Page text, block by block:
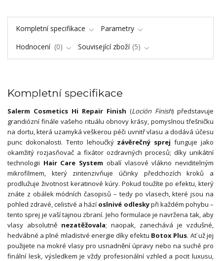
Kompletní specifikace
Parametry
Hodnocení
0 Související zboží 5
Kompletní specifikace
Salerm Cosmetics Hi Repair Finish (Loción Finish) představuje
grandiózní finále vašeho rituálu obnovy krásy, pomyslnou třešničku
na dortu, která uzamyká veškerou péči uvnitř vlasu a dodává účesu
punc dokonalosti. Tento lehoučký závěrečný sprej funguje jako
okamžitý rozjasňovač a fixátor ozdravných procesů; díky unikátní
technologii Hair Care System obalí vlasové vlákno neviditelným
mikrofilmem, který zintenzivňuje účinky předchozích kroků a
prodlužuje životnost keratinové kúry. Pokud toužíte po efektu, který
znáte z obálek módních časopisů – tedy po vlasech, které jsou na
pohled zdravé, celistvé a hází oslnivé odleskypři každém pohybu –
tento sprej je vaší tajnou zbraní. Jeho formulace je navržena tak, aby
vlasy absolutně nezatěžovala; naopak, zanechává je vzdušné,
hedvábné a plné mladistvé energie díky efektu Botox Plus. Ať už jej
použijete na mokré vlasy pro usnadnění úpravy nebo na suché pro
finální lesk, výsledkem je vždy profesionální vzhled a pocit luxusu,